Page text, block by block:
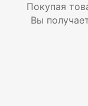
Покупая
Вы